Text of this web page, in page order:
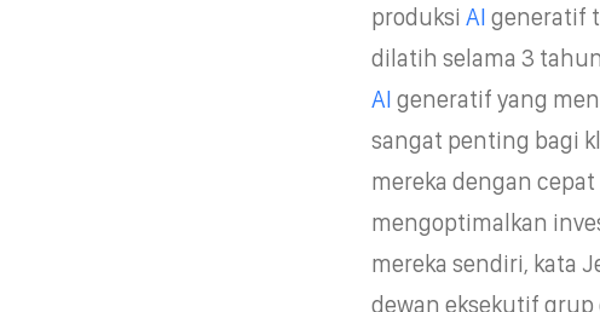
produksi AI generatif
dilatih selama 3
AI generatif yang
sangat penting bagi
mereka dengan
mengoptimalkan
mereka sendiri, kata
dewan eksekutif grup